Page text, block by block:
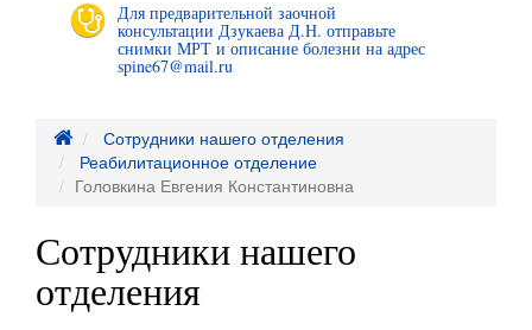
Для предварительной заочной
консультации Дзукаева Д.Н. отправьте
снимки МРТ и описание болезни на адрес
spine67@mail.ru
Сотрудники нашего отделения
Реабилитационное отделение
Головкина Евгения Константиновна
Сотрудники нашего
отделения